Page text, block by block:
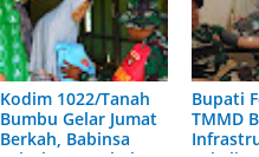
Kodim 1022/Tanah
Bumbu Gelar Jumat
Berkah, Babinsa
Bupati
TMMD